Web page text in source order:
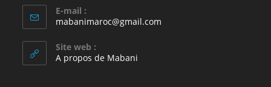
E-mail :
mabanimaroc@gmail.com
Site web :
A propos de Mabani